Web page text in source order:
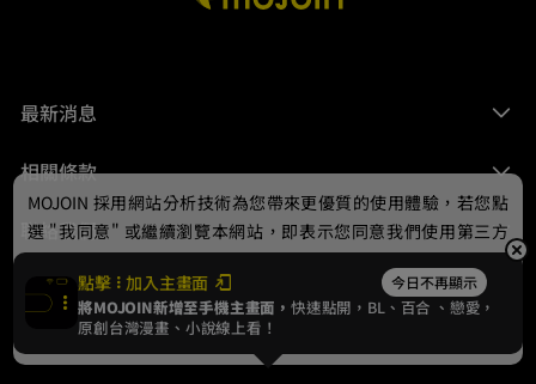
最新消息
相關條款
聯絡我們
© 2024 gamania Digital Entertainment Co., Ltd.
點擊 加入主畫面 今日不再顯示
將MOJOIN新增至手機主畫面，快速點開，BL、 百合 、戀愛，
原創台灣漫畫、小說線上看！
MOJOIN 採用網站分析技術為您帶來更優質的使用體驗，若您點
選 "我同意" 或繼續瀏覽本網站，即表示您同意我們使用第三方
Cookie，欲瞭解更多資訊請見隱私權政策。
我同意